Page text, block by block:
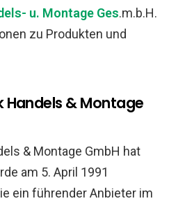
u. Montage Ges.m.b.H.
zu Produkten und
Handels & Montage
& Montage GmbH hat
am 5. April 1991
ein führender Anbieter im